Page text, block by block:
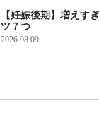
【妊娠後期】増えす
ツ７つ
2026.08.09